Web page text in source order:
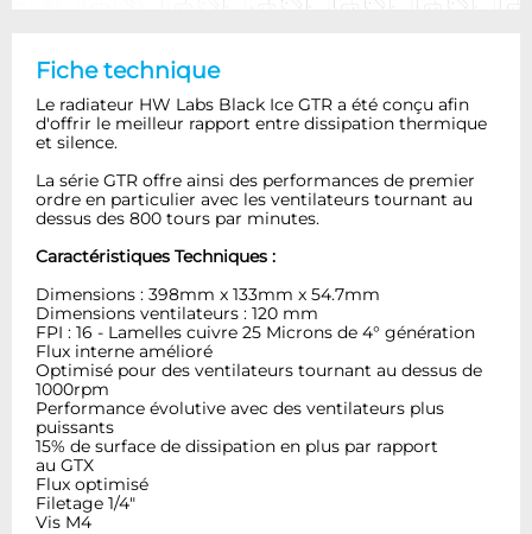
Fiche technique
Le radiateur HW Labs Black Ice GTR a été conçu afin
d'offrir le meilleur rapport entre dissipation thermique
et silence.
La série GTR offre ainsi des performances de premier
ordre en particulier avec les ventilateurs tournant au
dessus des 800 tours par minutes.
Caractéristiques Techniques :
Dimensions : 398mm x 133mm x 54.7mm
Dimensions ventilateurs : 120 mm
FPI : 16 - Lamelles cuivre 25 Microns de 4° génération
Flux interne amélioré
Optimisé pour des ventilateurs tournant au dessus de
1000rpm
Performance évolutive avec des ventilateurs plus
puissants
15% de surface de dissipation en plus par rapport
au GTX
Flux optimisé
Filetage 1/4"
Vis M4